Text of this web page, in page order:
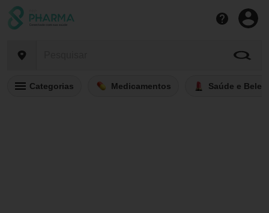
Categorias Medicamentos Saúde e